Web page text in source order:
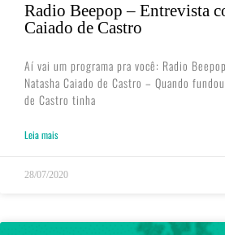
Radio Beepop – Entrevista
Caiado de Castro
Aí vai um programa pra você: Radio
Natasha Caiado de Castro – Quando
de Castro tinha
Leia mais
28/07/2020